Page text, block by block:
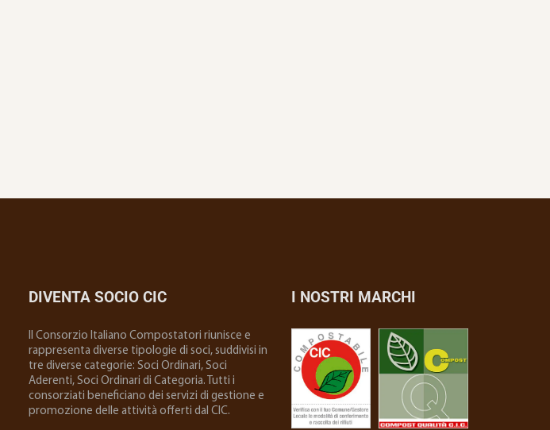
DIVENTA SOCIO CIC
ll Consorzio Italiano Compostatori riunisce e
rappresenta diverse tipologie di soci, suddivisi in
tre diverse categorie: Soci Ordinari, Soci
Aderenti, Soci Ordinari di Categoria. Tutti i
consorziati beneficiano dei servizi di gestione e
promozione delle attività offerti dal CIC.
I NOSTRI MARCHI